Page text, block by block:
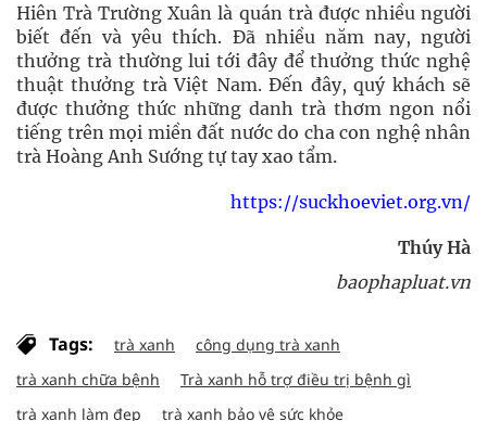
Hiên Trà Trường Xuân là quán trà được nhiều người
biết đến và yêu thích. Đã nhiều năm nay, người
thưởng trà thường lui tới đây để thưởng thức nghệ
thuật thưởng trà Việt Nam. Đến đây, quý khách sẽ
được thưởng thức những danh trà thơm ngon nổi
tiếng trên mọi miền đất nước do cha con nghệ nhân
trà Hoàng Anh Sướng tự tay xao tẩm.
https://suckhoeviet.org.vn/
Thúy Hà
baophapluat.vn
Tags: trà xanh
công dụng trà xanh
trà xanh chữa bệnh
Trà xanh hỗ trợ điều trị bệnh gì
trà xanh làm đẹp
trà xanh bảo vệ sức khỏe